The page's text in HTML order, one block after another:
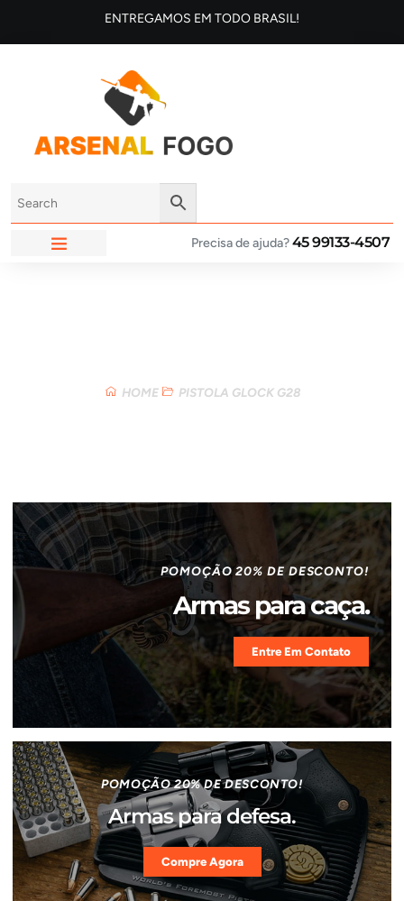
ENTREGAMOS EM TODO BRASIL!
Precisa de ajuda?45 99133-4507
HOME PISTOLA GLOCK G28
POMOÇÃO 20% DE DESCONTO!
Armas para caça.
Entre Em Contato
POMOÇÃO 20% DE DESCONTO!
Armas para defesa.
Compre Agora